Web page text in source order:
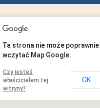
MAPA INTERAKTYWNA
Ta strona nie może poprawnie
wczytać Map Google.
Czy jesteś
właścicielem tej
witryny?
OK